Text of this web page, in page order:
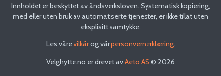
Innholdet er beskyttet av åndsverksloven. Systematisk kopiering,
med eller uten bruk av automatiserte tjenester, er ikke tillat uten
eksplisitt samtykke.
Les vårevilkårog vårpersonvernerklæring.
Velghytte.no er drevet avAeto AS © 2026